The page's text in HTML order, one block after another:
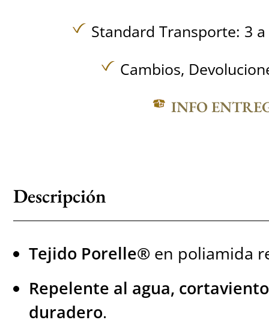
Standard Transporte: 3
Cambios,
INFO
Descripción
Tejido Porelle® en poliamida
Repelente al agua,
duradero.